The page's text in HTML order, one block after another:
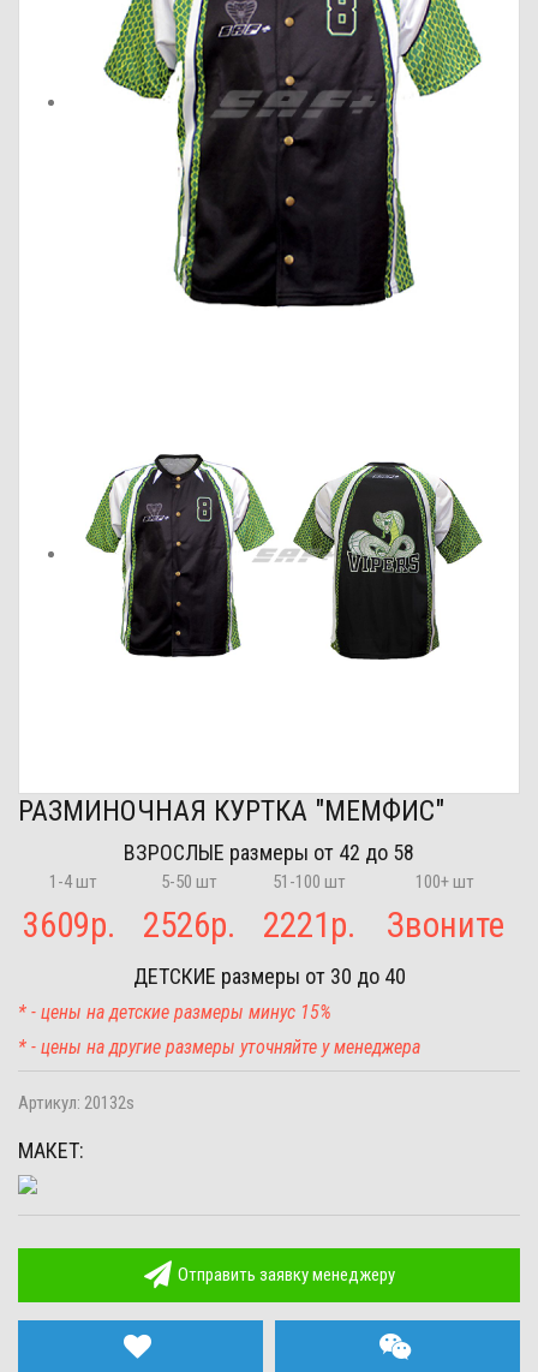
РАЗМИНОЧНАЯ КУРТКА "МЕМФИС"
ВЗРОСЛЫЕ размеры от 42 до 58
1-4 шт 5-50 шт 51-100 шт 100+ шт
3609р. 2526р. 2221р. Звоните
ДЕТСКИЕ размеры от 30 до 40
* - цены на детские размеры минус 15%
* - цены на другие размеры уточняйте у менеджера
Артикул: 20132s
МАКЕТ:
Отправить заявку менеджеру